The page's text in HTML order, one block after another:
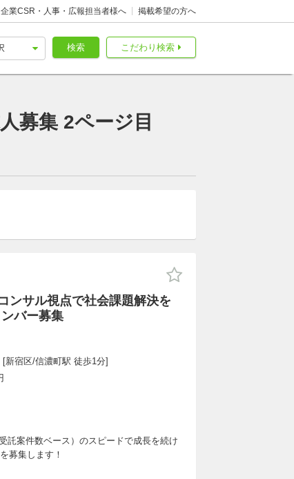
企業CSR・人事・広報担当者様へ 掲載希望の方へ
こだわり検索
検索
募集 2ページ目
ンサル視点で社会課題解決を
バー募集
新宿区/信濃町駅 徒歩1分]
託案件数ベース）のスピードで成長を続け
募集します！